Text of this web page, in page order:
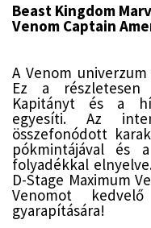
Beast Kingdom
Venom Captain
A Venom
Ez a részletesen
Kapitányt és a
egyesíti. Az
összefonódott
pókmintájával és
folyadékkal
D-Stage Maximum
Venomot
gyarapítására!